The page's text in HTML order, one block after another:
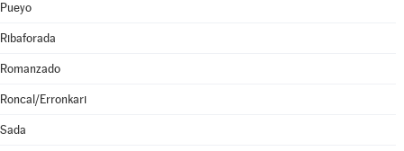
Pueyo
Ribaforada
Romanzado
Roncal/Erronkari
Sada